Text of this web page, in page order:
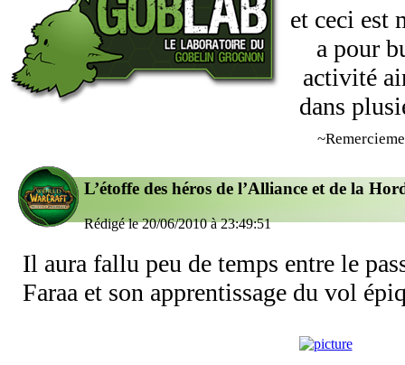
et ceci est
a pour
activité
dans
L’étoffe des héros de l’Alliance et de la
Rédigé le 20/06/2010 à 23:49:51
Il aura fallu peu de temps entre le
Faraa et son apprentissage du vol